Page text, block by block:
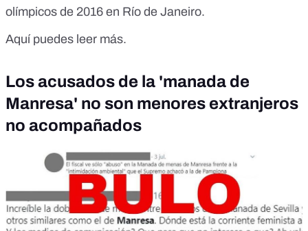
olímpicos de 2016 en Río de Janeiro.
Aquí puedes leer más.
Los acusados de la 'manada de
Manresa' no son menores extranjeros
no acompañados